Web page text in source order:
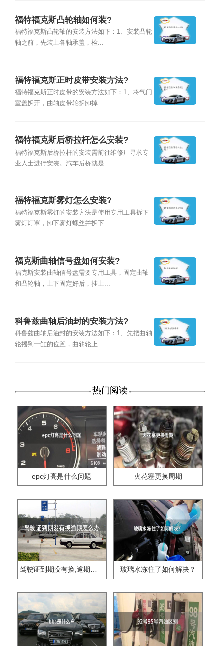
福特福克斯凸轮轴如何装?
福特福克斯凸轮轴的安装方法如下：1、安装凸轮
轴之前，先装上各轴承盖，检...
福特福克斯正时皮带安装方法?
福特福克斯正时皮带的安装方法如下：1、将气门
室盖拆开，曲轴皮带轮拆卸掉...
福特福克斯后桥拉杆怎么安装?
福特福克斯后桥拉杆的安装需前往维修厂寻求专
业人士进行安装。汽车后桥就是...
福特福克斯雾灯怎么安装?
福特福克斯雾灯的安装方法是使用专用工具拆下
雾灯灯罩，卸下雾灯螺丝并拆下...
福克斯曲轴信号盘如何安装?
福克斯安装曲轴信号盘需要专用工具，固定曲轴
和凸轮轴，上下固定好后，挂上...
科鲁兹曲轴后油封的安装方法?
科鲁兹曲轴后油封的安装方法如下：1、先把曲轴
轮摇到一缸的位置，曲轴轮上...
热门阅读
epc灯亮是什么问题 火花塞更换周期
驾驶证到期没有换,逾期怎么办?? 玻璃水冻住了如何解决？